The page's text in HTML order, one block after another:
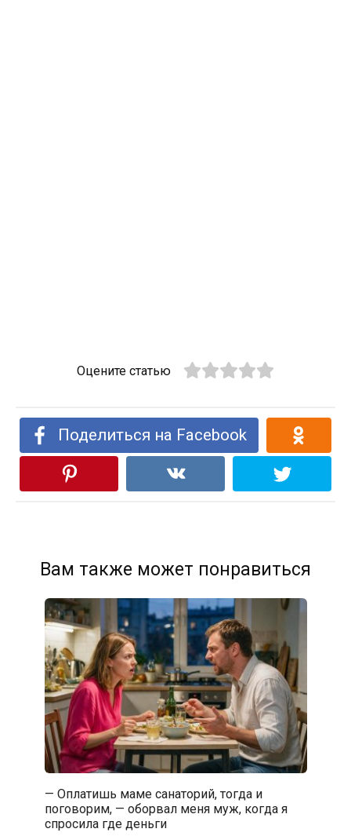
Оцените статью
Поделиться на Facebook
Вам также может понравиться
— Оплатишь маме санаторий, тогда и
поговорим, — оборвал меня муж, когда я
спросила где деньги